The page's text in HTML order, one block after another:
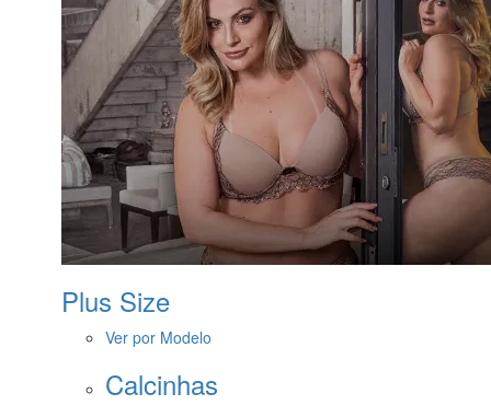
Plus Size
Ver por Modelo
Calcinhas